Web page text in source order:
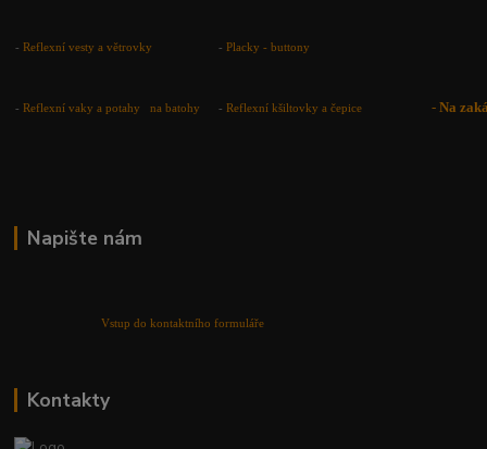
-Reflexní vesty a větrovky -Placky - buttony
-Reflexní vaky a potahy na batohy -Reflexní kšiltovky a čepice -Na
Napište nám
Vstup do kontaktního formuláře
Kontakty